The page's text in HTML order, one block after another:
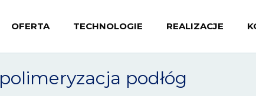
OFERTA TECHNOLOGIE REALIZACJE
polimeryzacja podłóg